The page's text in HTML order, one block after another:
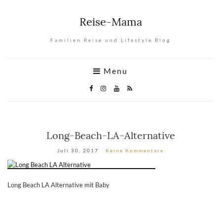
Reise-Mama
Familien Reise und Lifestyle Blog
Menu
Long-Beach-LA-Alternative
Juli 30, 2017 Keine Kommentare
Long Beach LA Alternative mit Baby